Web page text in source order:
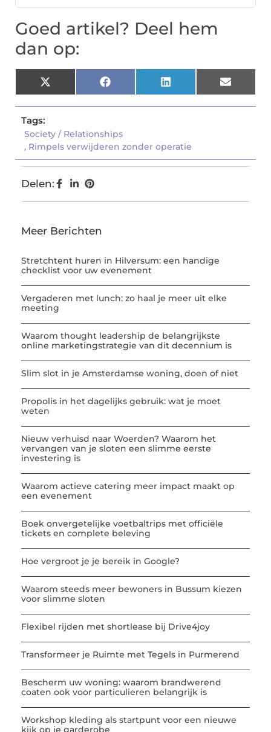
Goed artikel? Deel hem
dan op:
X
(Twitter)
Facebook LinkedIn Email
Tags:
Society / Relationships
, Rimpels verwijderen zonder operatie
Delen:
Meer Berichten
Stretchtent huren in Hilversum: een handige
checklist voor uw evenement
Vergaderen met lunch: zo haal je meer uit elke
meeting
Waarom thought leadership de belangrijkste
online marketingstrategie van dit decennium is
Slim slot in je Amsterdamse woning, doen of niet
Propolis in het dagelijks gebruik: wat je moet
weten
Nieuw verhuisd naar Woerden? Waarom het
vervangen van je sloten een slimme eerste
investering is
Waarom actieve catering meer impact maakt op
een evenement
Boek onvergetelijke voetbaltrips met officiële
tickets en complete beleving
Hoe vergroot je je bereik in Google?
Waarom steeds meer bewoners in Bussum kiezen
voor slimme sloten
Flexibel rijden met shortlease bij Drive4joy
Transformeer je Ruimte met Tegels in Purmerend
Bescherm uw woning: waarom brandwerend
coaten ook voor particulieren belangrijk is
Workshop kleding als startpunt voor een nieuwe
kijk op je garderobe